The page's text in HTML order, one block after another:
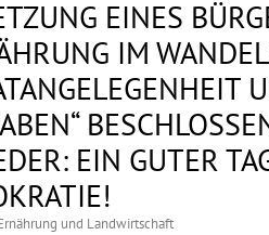
EINES
IM
EIN GUTER
und Landwirtschaft